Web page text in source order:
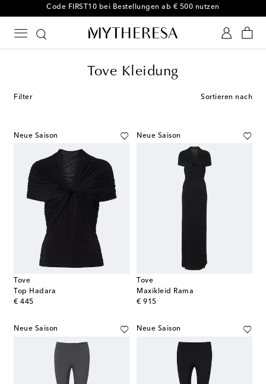
-10 % bei Ihrer ersten Bestellung auf ausgewählte Styles
Tove Kleidung
Filter Sortieren nach
Neue Saison
Tove
Top Hadara
€ 445
original price
Neue Saison
Tove
Maxikleid Rama
€ 915
original price
Neue Saison Neue Saison